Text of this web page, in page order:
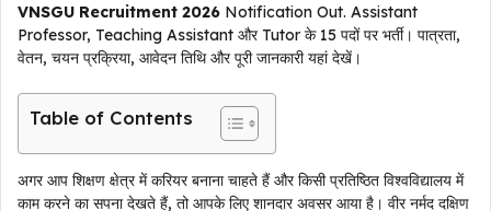
VNSGU Recruitment 2026 Notification Out. Assistant
Professor, Teaching Assistant और Tutor के 15 पदों पर भर्ती। पात्रता,
वेतन, चयन प्रक्रिया, आवेदन तिथि और पूरी जानकारी यहां देखें।
Table of Contents
अगर आप शिक्षण क्षेत्र में करियर बनाना चाहते हैं और किसी प्रतिष्ठित विश्वविद्यालय में
काम करने का सपना देखते हैं, तो आपके लिए शानदार अवसर आया है। वीर नर्मद दक्षिण